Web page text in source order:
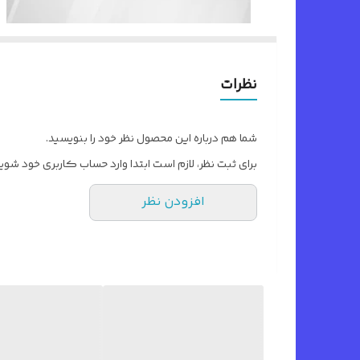
نظرات
شما هم درباره این محصول نظر خود را بنویسید.
برای ثبت نظر، لازم است ابتدا وارد حساب کاربری خود
افزودن نظر